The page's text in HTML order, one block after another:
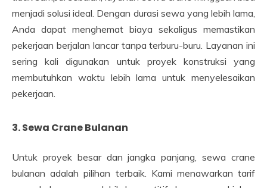
menjadi solusi ideal. Dengan durasi sewa yang lebih lama,
Anda dapat menghemat biaya sekaligus memastikan
pekerjaan berjalan lancar tanpa terburu-buru. Layanan ini
sering kali digunakan untuk proyek konstruksi yang
membutuhkan waktu lebih lama untuk menyelesaikan
pekerjaan.
3. Sewa Crane Bulanan
Untuk proyek besar dan jangka panjang, sewa crane
bulanan adalah pilihan terbaik. Kami menawarkan tarif